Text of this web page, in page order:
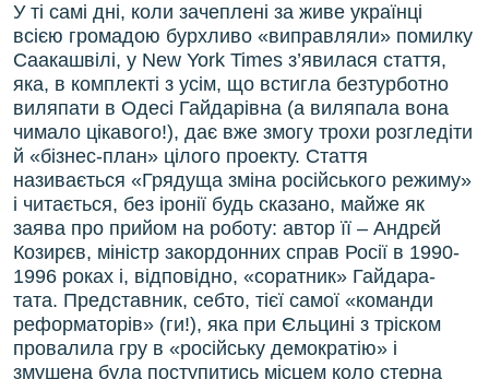
У ті самі дні, коли зачеплені за живе українці
всією громадою бурхливо «виправляли» помилку
Саакашвілі, у New York Times з’явилася стаття,
яка, в комплекті з усім, що встигла безтурботно
виляпати в Одесі Гайдарівна (а виляпала вона
чимало цікавого!), дає вже змогу трохи розгледіти
й «бізнес-план» цілого проекту. Стаття
називається «Грядуща зміна російського режиму»
і читається, без іронії будь сказано, майже як
заява про прийом на роботу: автор її – Андрєй
Козирєв, міністр закордонних справ Росії в 1990-
1996 роках і, відповідно, «соратник» Гайдара-
тата. Представник, себто, тієї самої «команди
реформаторів» (ги!), яка при Єльцині з тріском
провалила гру в «російську демократію» і
змушена була поступитись місцем коло стерна